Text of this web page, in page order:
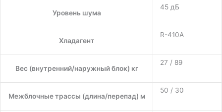
Уровень шума
45 дБ
Хладагент
R-410A
Вес (внутренний/наружный блок) кг
27 / 89
Межблочные трассы (длина/перепад) м
50 / 30